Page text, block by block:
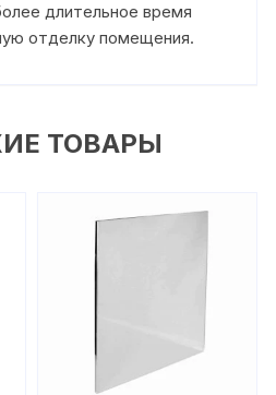
длительное время
отделку помещения.
ТОВАРЫ